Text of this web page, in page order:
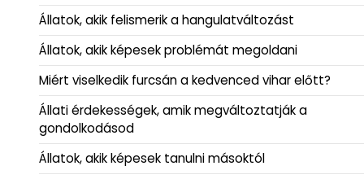
Állatok, akik felismerik a hangulatváltozást
Állatok, akik képesek problémát megoldani
Miért viselkedik furcsán a kedvenced vihar előtt?
Állati érdekességek, amik megváltoztatják a
gondolkodásod
Állatok, akik képesek tanulni másoktól